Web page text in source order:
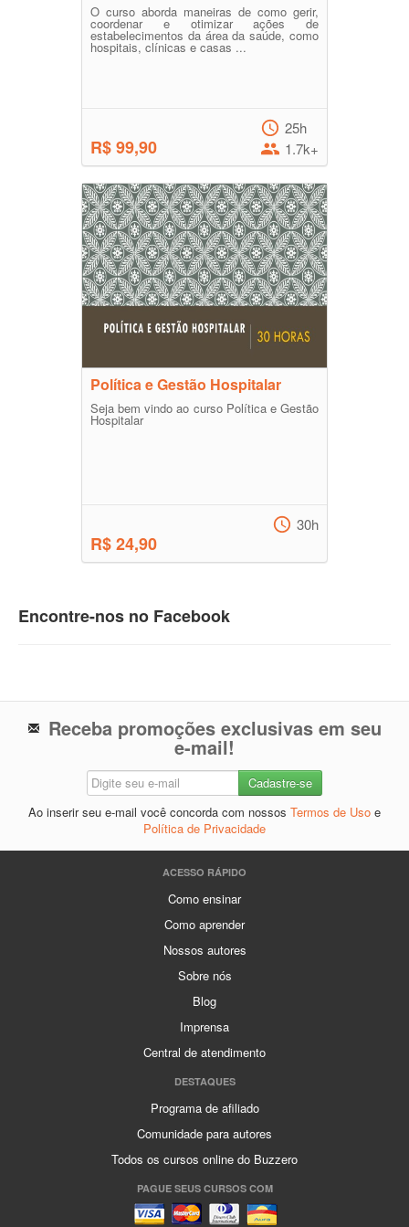
O curso aborda maneiras de como gerir,
coordenar e otimizar ações de
estabelecimentos da área da saúde, como
hospitais, clínicas e casas ...
R$ 99,90
25h
1.7k+
Política e Gestão Hospitalar
Seja bem vindo ao curso Política e Gestão
Hospitalar
R$ 24,90
30h
Encontre-nos no Facebook
Receba promoções exclusivas em seu
e-mail!
Ao inserir seu e-mail você concorda com nossos Termos de Uso e
Política de Privacidade
ACESSO RÁPIDO
Como ensinar
Como aprender
Nossos autores
Sobre nós
Blog
Imprensa
Central de atendimento
DESTAQUES
Programa de afiliado
Comunidade para autores
Todos os cursos online do Buzzero
PAGUE SEUS CURSOS COM